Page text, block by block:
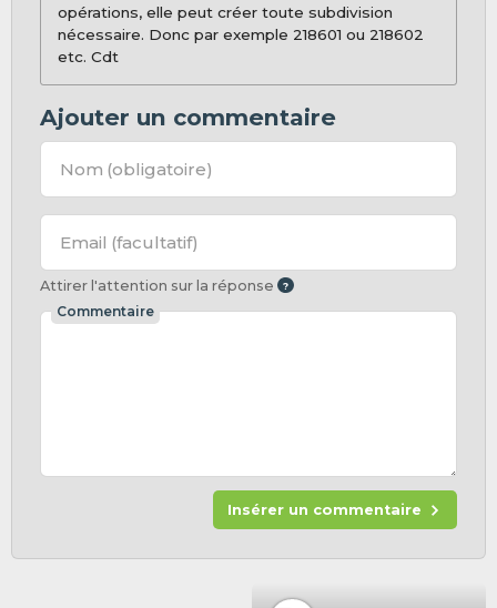
opérations, elle peut créer toute subdivision
nécessaire. Donc par exemple 218601 ou 218602
etc. Cdt
Ajouter un commentaire
Nom (obligatoire)
Email (facultatif)
Attirer l'attention sur la réponse
Commentaire
Insérer un commentaire